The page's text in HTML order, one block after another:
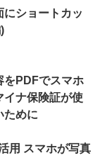
にショートカッ
をPDFでスマホ
イナ保険証が使
ために
用 スマホが写真